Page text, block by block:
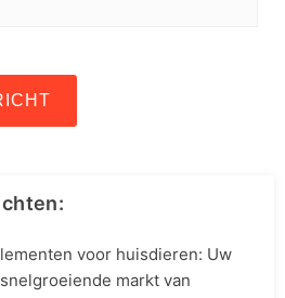
voor huisdieren: Uw
markt van